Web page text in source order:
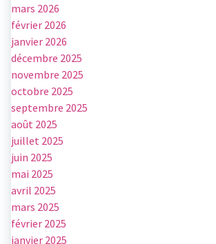
mars 2026
février 2026
janvier 2026
décembre 2025
novembre 2025
octobre 2025
septembre 2025
août 2025
juillet 2025
juin 2025
mai 2025
avril 2025
mars 2025
février 2025
janvier 2025